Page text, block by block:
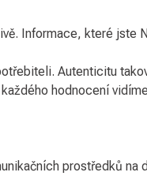
Informace, které jste
Autenticitu
hodnocení
prostředků na